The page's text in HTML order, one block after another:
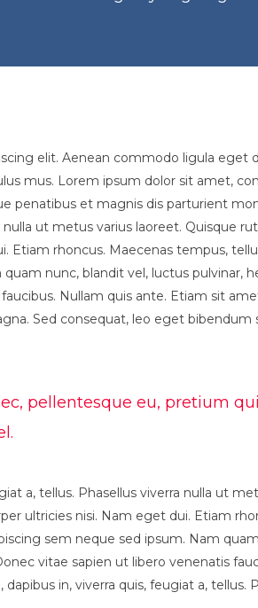
elit. Aenean commodo ligula eget
mus. Lorem ipsum dolor sit amet,
penatibus et magnis dis parturient
nulla ut metus varius laoreet. Quisque
Etiam rhoncus. Maecenas tempus,
nunc, blandit vel, luctus pulvinar,
Nullam quis ante. Etiam sit
Sed consequat, leo eget
pellentesque eu, pretium
a, tellus. Phasellus viverra nulla ut
ultricies nisi. Nam eget dui. Etiam
sem neque sed ipsum. Nam
vitae sapien ut libero venenatis
in, viverra quis, feugiat a, tellus.